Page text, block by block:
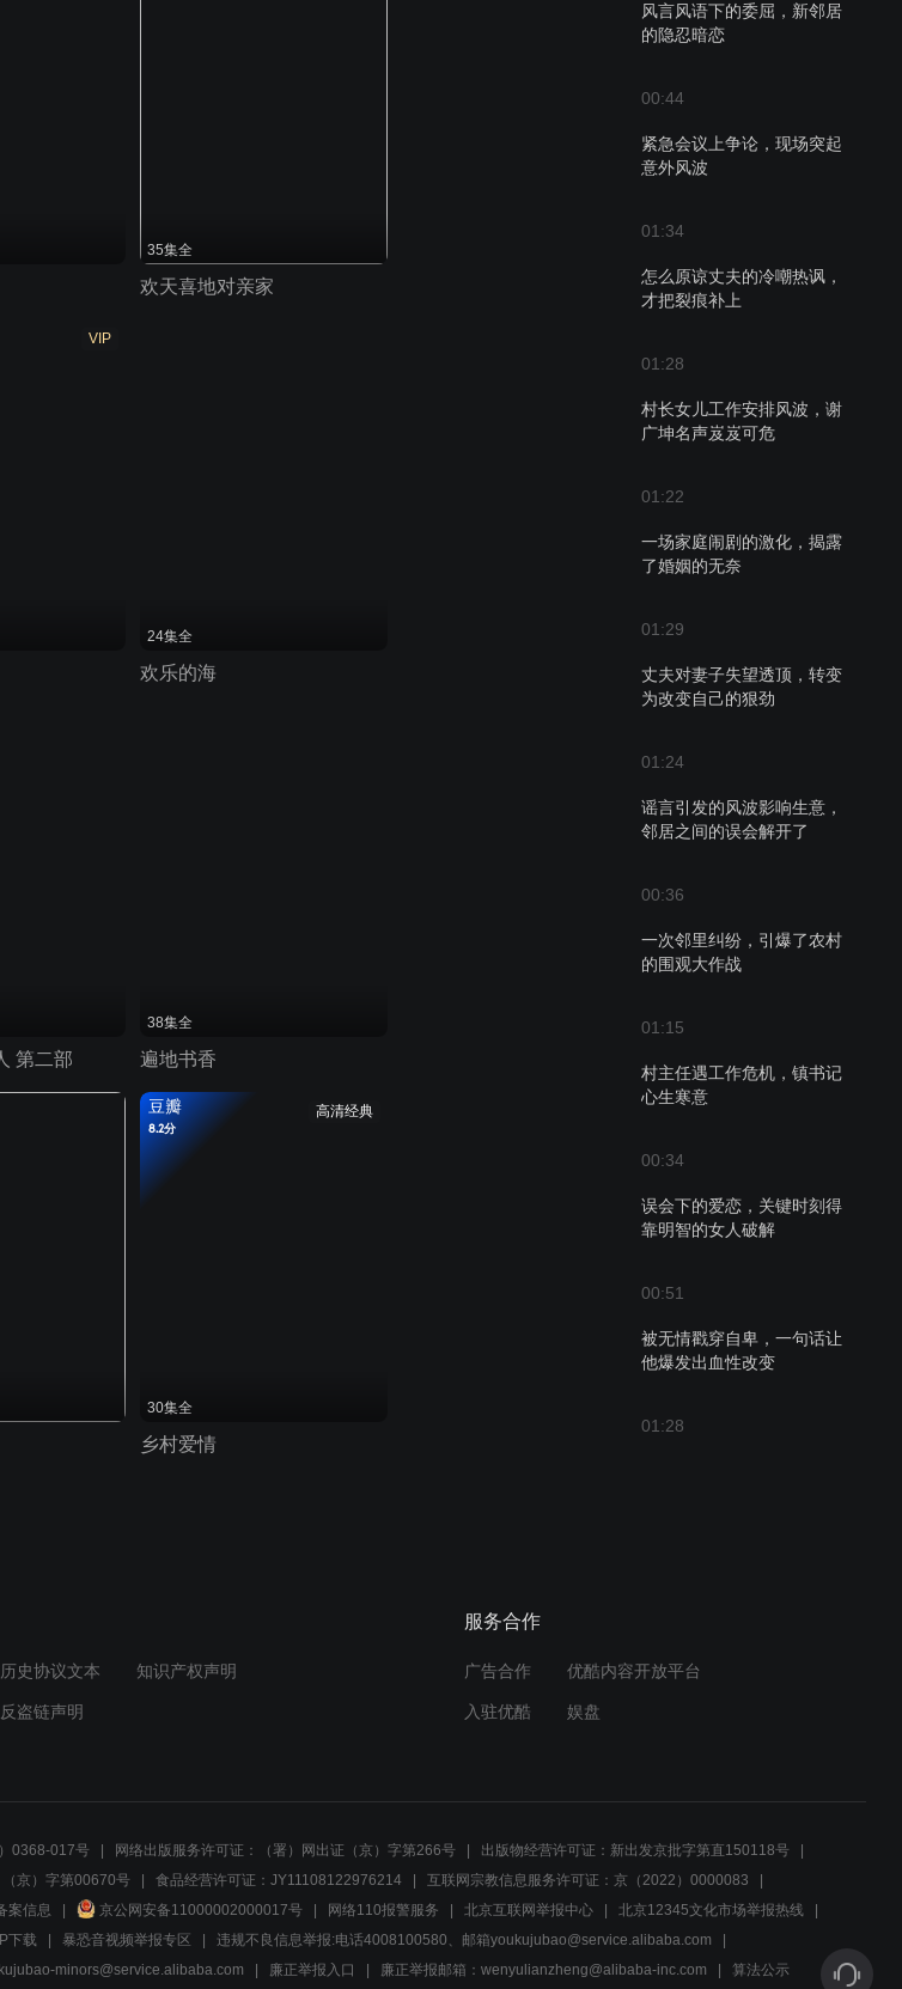
风言风语下的委屈，新邻居
的隐忍暗恋
00:44
紧急会议上争论，现场突起
意外风波
01:34
怎么原谅丈夫的冷嘲热讽，
才把裂痕补上
01:28
村长女儿工作安排风波，谢
广坤名声岌岌可危
01:22
一场家庭闹剧的激化，揭露
了婚姻的无奈
01:29
丈夫对妻子失望透顶，转变
为改变自己的狠劲
01:24
谣言引发的风波影响生意，
邻居之间的误会解开了
00:36
一次邻里纠纷，引爆了农村
的围观大作战
01:15
村主任遇工作危机，镇书记
心生寒意
00:34
误会下的爱恋，关键时刻得
靠明智的女人破解
00:51
被无情戳穿自卑，一句话让
他爆发出血性改变
01:28
行动洗刷了污名
35集全
欢天喜地对亲家
VIP
24集全
欢乐的海
第二部
38集全
遍地书香
高清经典
豆瓣
8.2分
30集全
乡村爱情
历史协议文本 知识产权声明
反盗链声明
服务合作
广告合作 优酷内容开放平台
入驻优酷 娱盘
0368-017号 网络出版服务许可证：（署）网出证（京）字第266号
出版物经营许可证：新出发京批字第直150118号
京）字第00670号 食品经营许可证：JY11108122976214
互联网宗教信息服务许可证：京（2022）0000083
案信息 京公网安备11000002000017号 网络110报警服务 北京互联网举报中心
北京12345文化市场举报热线
下载 暴恐音视频举报专区
违规不良信息举报:电话4008100580、邮箱youkujubao@service.alibaba.com
minors@service.alibaba.com 廉正举报入口 廉正举报邮箱：wenyulianzheng@alibaba-inc.com 算法公示